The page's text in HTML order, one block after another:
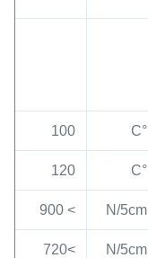
°C
100
°C
120
N/5cm
> 900
N/5cm
>720